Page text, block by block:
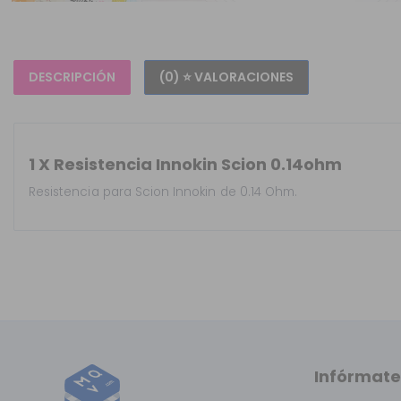
DESCRIPCIÓN (0) ⭐ VALORACIONES
1 X Resistencia Innokin Scion 0.14ohm
Resistencia para Scion Innokin de 0.14 Ohm.
Infórmate